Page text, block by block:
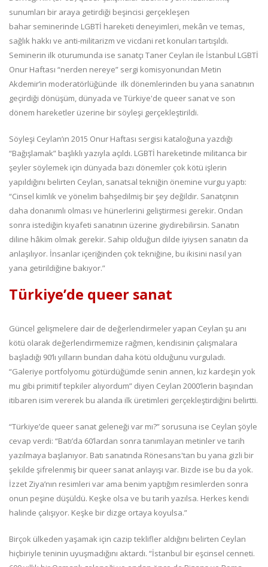
sunumları bir araya getirdiği beşincisi gerçekleşen
bahar seminerinde LGBTİ hareketi deneyimleri, mekân ve temas,
sağlık hakkı ve anti-militarizm ve vicdani ret konuları tartışıldı.
Seminerin ilk oturumunda ise sanatçı Taner Ceylan ile İstanbul LGBTİ
Onur Haftası “nerden nereye” sergi komisyonundan Metin
Akdemir’in moderatörlüğünde ilk dönemlerinden bu yana sanatının
geçirdiği dönüşüm, dünyada ve Türkiye'de queer sanat ve son
dönem hareketler üzerine bir söyleşi gerçekleştirildi.
Söyleşi Ceylan’ın 2015 Onur Haftası sergisi kataloğuna yazdığı
“Bağışlamak” başlıklı yazıyla açıldı. LGBTİ hareketinde militanca bir
şeyler söylemek için dünyada bazı dönemler çok kötü işlerin
yapıldığını belirten Ceylan, sanatsal tekniğin önemine vurgu yaptı:
“Cinsel kimlik ve yönelim bahşedilmiş bir şey değildir. Sanatçının
daha donanımlı olması ve hünerlerini geliştirmesi gerekir. Ondan
sonra istediğin kıyafeti sanatının üzerine giydirebilirsin. Sanatın
diline hâkim olmak gerekir. Sahip olduğun dilde iyiysen sanatın da
anlaşılıyor. İnsanlar içeriğinden çok tekniğine, bu ikisini nasıl yan
yana getirildiğine bakıyor.”
Türkiye’de queer sanat
Güncel gelişmelere dair de değerlendirmeler yapan Ceylan şu anı
kötü olarak değerlendirmemize rağmen, kendisinin çalışmalara
başladığı 90’lı yılların bundan daha kötü olduğunu vurguladı.
“Galeriye portfolyomu götürdüğümde senin annen, kız kardeşin yok
mu gibi primitif tepkiler alıyordum” diyen Ceylan 2000’lerin başından
itibaren isim vererek bu alanda ilk üretimleri gerçekleştirdiğini belirtti.
“Türkiye’de queer sanat geleneği var mı?” sorusuna ise Ceylan şöyle
cevap verdi: “Batı’da 60’lardan sonra tanımlayan metinler ve tarih
yazılmaya başlanıyor. Batı sanatında Rönesans'tan bu yana gizli bir
şekilde şifrelenmiş bir queer sanat anlayışı var. Bizde ise bu da yok.
İzzet Ziya’nın resimleri var ama benim yaptığım resimlerden sonra
onun peşine düşüldü. Keşke olsa ve bu tarih yazılsa. Herkes kendi
halinde çalışıyor. Keşke bir dizge ortaya koyulsa.”
Birçok ülkeden yaşamak için cazip teklifler aldığını belirten Ceylan
hiçbiriyle teninin uyuşmadığını aktardı. “İstanbul bir eşcinsel cenneti.